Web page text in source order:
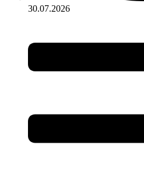
30.07.2026